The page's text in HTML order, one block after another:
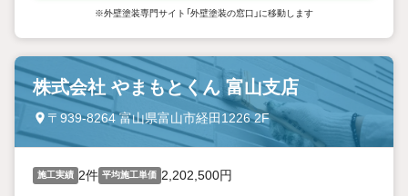
※外壁塗装専門サイト「外壁塗装の窓口」に移動します
株式会社 やまもとくん 富山支店
〒939-8264 富山県富山市経田1226 2F
施工実績 2件 平均施工単価 2,202,500円